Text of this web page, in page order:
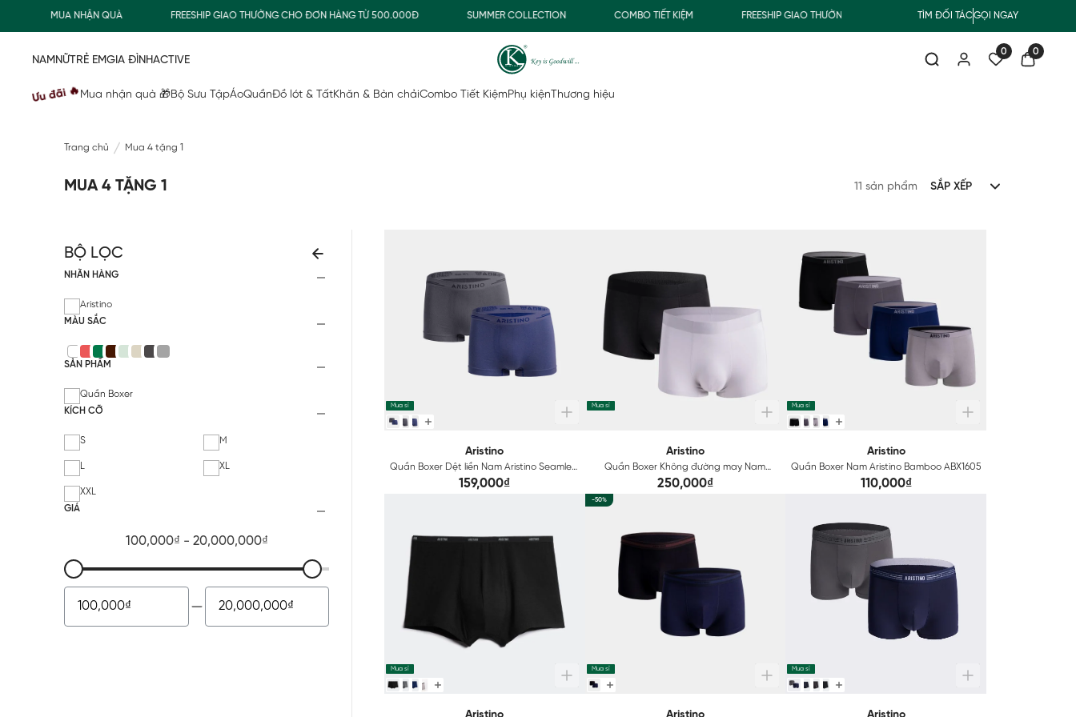
MUA NHẬN QUÀ FREESHIP GIAO THƯỜNG CHO ĐƠN HÀNG TỪ 500.000Đ SUMMER COLLECTION COMBO TIẾT KIỆM FREESHIP GIAO THƯỜNG CHO ĐƠN HÀNG TỪ 500.000Đ MUA NHẬN
TÌM ĐỐI TÁCGỌI NGAY
0 0
NAMNỮTRẺ EMGIA ĐÌNHACTIVE
Ưu đãi 🔥 Mua nhận quà 🎁Bộ Sưu TậpÁoQuầnĐồ lót & TấtKhăn & Bàn chảiCombo Tiết KiệmPhụ kiện Thương hiệu
Trang chủ Mua 4 tặng 1
MUA 4 TẶNG 1 11 sản phẩm SẮP XẾP
BỘ LỌC
NHÃN HÀNG
Aristino
MÀU SẮC
SẢN PHẨM
Quần Boxer
KÍCH CỠ
S M
L XL
XXL
GIÁ
Mua sỉ
Aristino
Quần Boxer Dệt liền Nam Aristino Seamless
Technical ABX064
159,000₫
Mua sỉ
Aristino
Quần Boxer Không đường may Nam
Aristino Seamless Technical ABX001
250,000₫
Mua sỉ
Aristino
Quần Boxer Nam Aristino Bamboo ABX1605
110,000₫
Mua sỉ
-50%
Mua sỉ Mua sỉ